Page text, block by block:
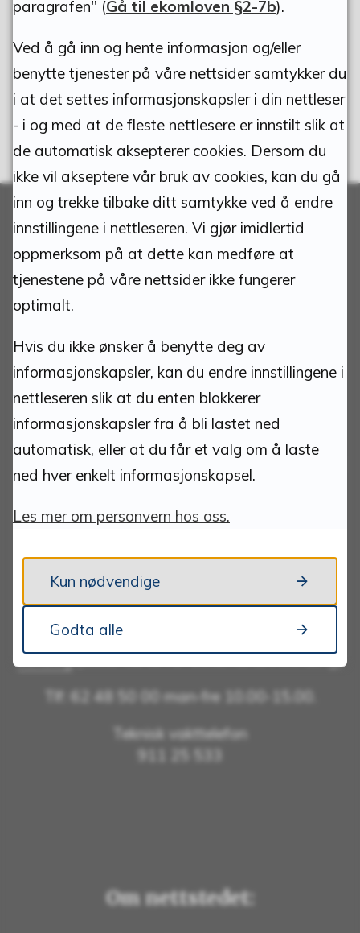
Adresse:
2500 Tynset
Org.nr.: 940837685
Kommunenummer: 3427
Bankkonto: 1813 52 30444
Bankkonto innbetaling faktura m/KID: 1813 52
30266
VIPPS: 518958
Kontakt:
postmottak@tynset.kommune.no
eDialog(sikker kanal for dokumentinnsending)
Tlf: 62 48 50 00 man-fre 10.00-15.00.
Teknisk vakttelefon
911 25 533
Om nettstedet:
paragrafen" (Gå til ekomloven §2-7b).
Ved å gå inn og hente informasjon og/eller
benytte tjenester på våre nettsider samtykker du
i at det settes informasjonskapsler i din nettleser
- i og med at de fleste nettlesere er innstilt slik at
de automatisk aksepterer cookies. Dersom du
ikke vil akseptere vår bruk av cookies, kan du gå
inn og trekke tilbake ditt samtykke ved å endre
innstillingene i nettleseren. Vi gjør imidlertid
oppmerksom på at dette kan medføre at
tjenestene på våre nettsider ikke fungerer
optimalt.
Hvis du ikke ønsker å benytte deg av
informasjonskapsler, kan du endre innstillingene i
nettleseren slik at du enten blokkerer
informasjonskapsler fra å bli lastet ned
automatisk, eller at du får et valg om å laste
ned hver enkelt informasjonskapsel.
Les mer om personvern hos oss.
Kun nødvendige
Godta alle